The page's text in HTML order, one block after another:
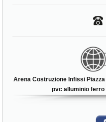
Arena Costruzione Infissi
pvc alluminio